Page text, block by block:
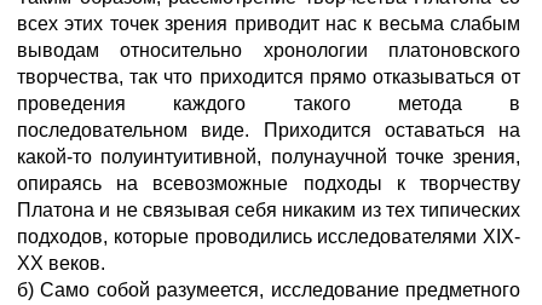
всех этих точек зрения приводит нас к весьма слабым
выводам относительно хронологии платоновского
творчества, так что приходится прямо отказываться от
проведения каждого такого метода в
последовательном виде. Приходится оставаться на
какой-то полуинтуитивной, полунаучной точке зрения,
опираясь на всевозможные подходы к творчеству
Платона и не связывая себя никаким из тех типических
подходов, которые проводились исследователями XIX-
XX веков.
б) Само собой разумеется, исследование предметного